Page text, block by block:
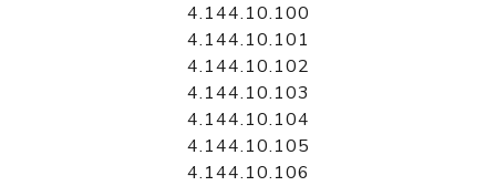
4.144.10.100
4.144.10.101
4.144.10.102
4.144.10.103
4.144.10.104
4.144.10.105
4.144.10.106